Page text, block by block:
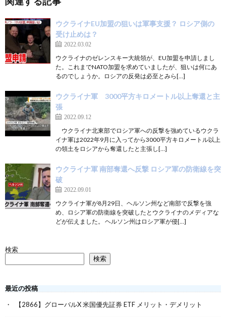
ウクライナEU加盟の狙いは軍事支援？ ロシア側の
受け止めは？
2022.03.02
ウクライナのゼレンスキー大統領が、EU加盟を申請しまし
た。これまでNATO加盟を求めていましたが、狙いは何にあ
るのでしょうか。ロシアの反発は必至とみら[…]
ウクライナ軍 3000平方キロメートル以上奪還と主
張
2022.09.12
ウクライナ北東部でロシア軍への反撃を強めているウクラ
イナ軍は2022年9月に入ってから3000平方キロメートル以上
の領土をロシアから奪還したと主張し[…]
ウクライナ軍 南部奪還へ反撃 ロシア軍の防衛線を突
破
2022.09.01
ウクライナ軍が8月29日、ヘルソン州など南部で反撃を強
め、ロシア軍の防衛線を突破したとウクライナのメディアな
どが伝えました。 ヘルソン州はロシア軍が侵[…]
検索
検索
最近の投稿
【2866】グローバルX 米国優先証券 ETF メリット・デメリット